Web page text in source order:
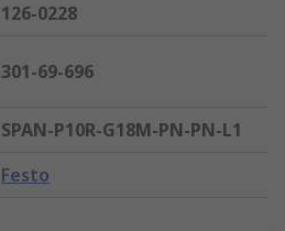
126-0228
301-69-696
SPAN-P10R-G18M-PN-PN-L1
Festo